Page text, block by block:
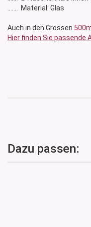
....... Material: Glas
Auch in den Grössen
Hier finden Sie passende
Dazu passen: